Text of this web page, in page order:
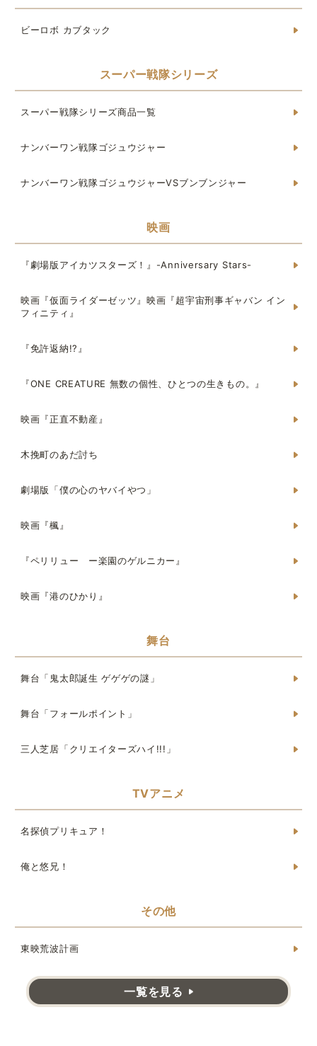
ビーロボ カブタック
スーパー戦隊シリーズ
スーパー戦隊シリーズ商品一覧
ナンバーワン戦隊ゴジュウジャー
ナンバーワン戦隊ゴジュウジャーVSブンブンジャー
映画
『劇場版アイカツスターズ！』-Anniversary Stars-
映画『仮面ライダーゼッツ』映画『超宇宙刑事ギャバン イン
フィニティ』
『免許返納!?』
『ONE CREATURE 無数の個性、ひとつの生きもの。』
映画『正直不動産』
木挽町のあだ討ち
劇場版「僕の心のヤバイやつ」
映画『楓』
『ペリリュー ー楽園のゲルニカー』
映画『港のひかり』
舞台
舞台「鬼太郎誕生 ゲゲゲの謎」
舞台「フォールポイント」
三人芝居「クリエイターズハイ!!!」
TVアニメ
名探偵プリキュア！
俺と悠兄！
その他
東映荒波計画
一覧を見る